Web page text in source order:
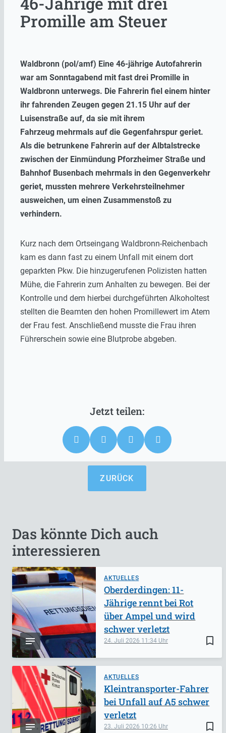
Promille am Steuer
Waldbronn (pol/amf) Eine 46-jährige Autofahrerin
war am Sonntagabend mit fast drei Promille in
Waldbronn unterwegs. Die Fahrerin fiel einem hinter
ihr fahrenden Zeugen gegen 21.15 Uhr auf der
Luisenstraße auf, da sie mit ihrem
Fahrzeug mehrmals auf die Gegenfahrspur geriet.
Als die betrunkene Fahrerin auf der Albtalstrecke
zwischen der Einmündung Pforzheimer Straße und
Bahnhof Busenbach mehrmals in den Gegenverkehr
geriet, mussten mehrere Verkehrsteilnehmer
ausweichen, um einen Zusammenstoß zu
verhindern.
Kurz nach dem Ortseingang Waldbronn-Reichenbach
kam es dann fast zu einem Unfall mit einem dort
geparkten Pkw. Die hinzugerufenen Polizisten hatten
Mühe, die Fahrerin zum Anhalten zu bewegen. Bei der
Kontrolle und dem hierbei durchgeführten Alkoholtest
stellten die Beamten den hohen Promillewert im Atem
der Frau fest. Anschließend musste die Frau ihren
Führerschein sowie eine Blutprobe abgeben.
ZURÜCK
Das könnte Dich auch
interessieren
AKTUELLES
bookmark_border
24. Juli 2026 11:34
Oberderdingen: 11-
Jährige rennt bei Rot
über Ampel und wird
schwer verletzt
AKTUELLES
bookmark_border
23. Juli 2026 10:26
Kleintransporter-Fahrer
bei Unfall auf A5 schwer
verletzt